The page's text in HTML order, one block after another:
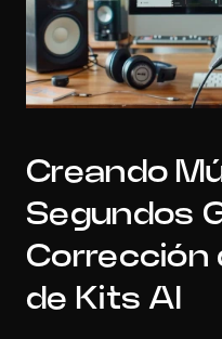
Creando
Segundos
Corrección
de Kits AI